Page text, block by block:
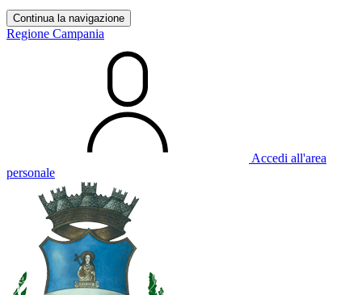
Continua la navigazione
Regione Campania
Accedi all'area
personale